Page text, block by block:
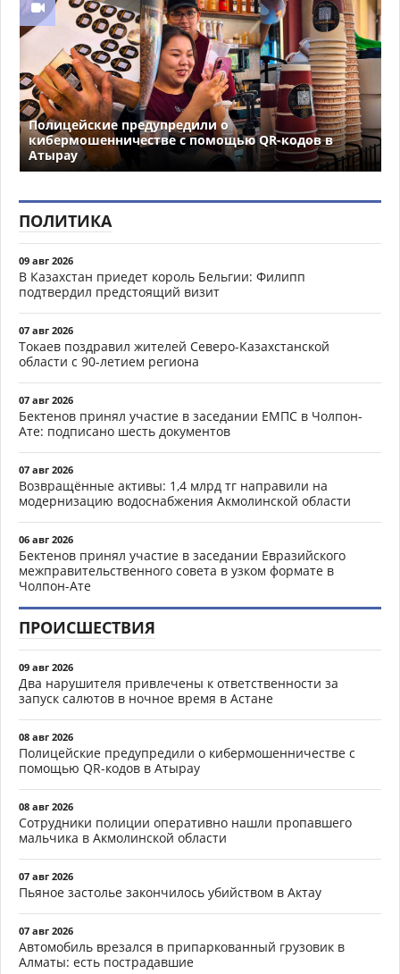
Полицейские предупредили о
кибермошенничестве с помощью QR-кодов в
Атырау
ПОЛИТИКА
09 авг 2026
В Казахстан приедет король Бельгии: Филипп
подтвердил предстоящий визит
07 авг 2026
Токаев поздравил жителей Северо-Казахстанской
области с 90-летием региона
07 авг 2026
Бектенов принял участие в заседании ЕМПС в Чолпон-
Ате: подписано шесть документов
07 авг 2026
Возвращённые активы: 1,4 млрд тг направили на
модернизацию водоснабжения Акмолинской области
06 авг 2026
Бектенов принял участие в заседании Евразийского
межправительственного совета в узком формате в
Чолпон-Ате
ПРОИСШЕСТВИЯ
09 авг 2026
Два нарушителя привлечены к ответственности за
запуск салютов в ночное время в Астане
08 авг 2026
Полицейские предупредили о кибермошенничестве с
помощью QR-кодов в Атырау
08 авг 2026
Сотрудники полиции оперативно нашли пропавшего
мальчика в Акмолинской области
07 авг 2026
Пьяное застолье закончилось убийством в Актау
07 авг 2026
Автомобиль врезался в припаркованный грузовик в
Алматы: есть пострадавшие